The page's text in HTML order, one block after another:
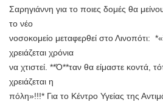
Σαρηγιάννη για το ποιες δομές θα
το νέο
νοσοκομείο μεταφερθεί στο Λινοπότι:
χρειάζεται χρόνια
να χτιστεί. **Ό**ταν θα είμαστε κοντά,
χρειάζεται η
πόλη»!!!* Για το Κέντρο Υγείας της